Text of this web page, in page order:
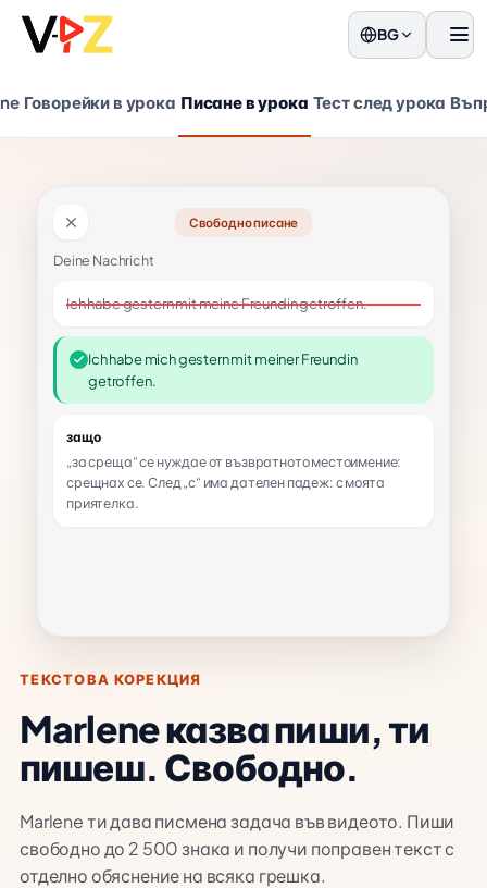
BG
Говорейки в урока Писане в урока Тест след урока
ТЕКСТОВА КОРЕКЦИЯ
Marlene казва пиши, ти
пишеш. Свободно.
Marlene ти дава писмена задача във видеото. Пиши
свободно до 2 500 знака и получи поправен текст с
отделно обяснение на всяка грешка.
Свободно писане
Deine Nachricht
Ich habe gestern mit meine Freundin getroffen.
Ich habe mich gestern mit meiner Freundin
getroffen.
защо
„за среща“ се нуждае от възвратното местоимение:
срещнах се. След „с“ има дателен падеж: с моята
приятелка.